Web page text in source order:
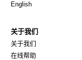
English
关于我们
关于我们
在线帮助